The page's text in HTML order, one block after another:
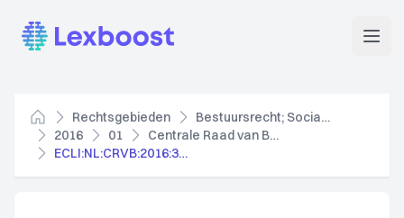
Lexboost
Home
Rechtsgebieden
Bestuursrecht; Socialezekerheidsrecht
2016
01
Centrale Raad van Beroep
ECLI:NL:CRVB:2016:379